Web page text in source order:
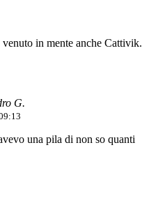
in mente anche Cattivik.
G.
una pila di non so quanti